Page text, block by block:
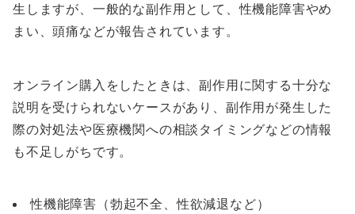
生しますが、一般的な副作用として、性機能障害やめ
まい、頭痛などが報告されています。
オンライン購入をしたときは、副作用に関する十分な
説明を受けられないケースがあり、副作用が発生した
際の対処法や医療機関への相談タイミングなどの情報
も不足しがちです。
性機能障害（勃起不全、性欲減退など）